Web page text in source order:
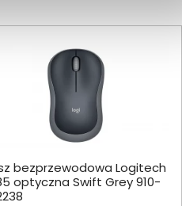
bezprzewodowa Logitech
optyczna Swift Grey 910-